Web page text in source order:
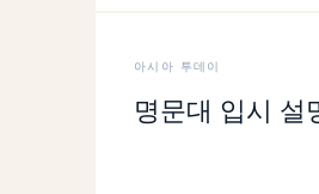
아시아 투데이
명문대 입시 설